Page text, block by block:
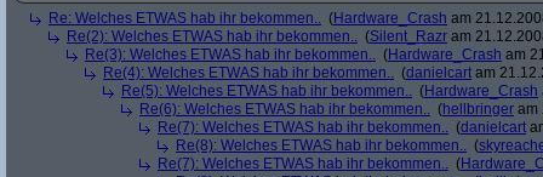
Re: Welches ETWAS hab ihr bekommen.. (Hardware_Crash am
Re(2): Welches ETWAS hab ihr bekommen.. (Silent_Razr am
Re(3): Welches ETWAS hab ihr bekommen.. (Hardware_Crash am
Re(4): Welches ETWAS hab ihr bekommen.. (danielcart am
Re(5): Welches ETWAS hab ihr bekommen.. (Hardware_Crash
Re(6): Welches ETWAS hab ihr bekommen.. (hellbringer am
Re(7): Welches ETWAS hab ihr bekommen.. (danielcart
Re(8): Welches ETWAS hab ihr bekommen.. (
Re(7): Welches ETWAS hab ihr bekommen.. (